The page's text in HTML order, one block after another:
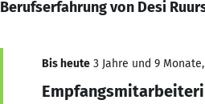
Berufserfahrung von Desi
Bis heute 3 Jahre und 9